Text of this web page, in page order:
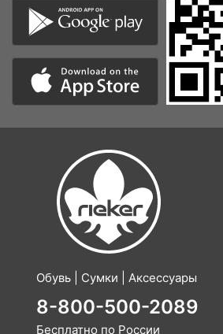
Обувь | Сумки | Аксессуары
8-800-500-2089
Бесплатно по России